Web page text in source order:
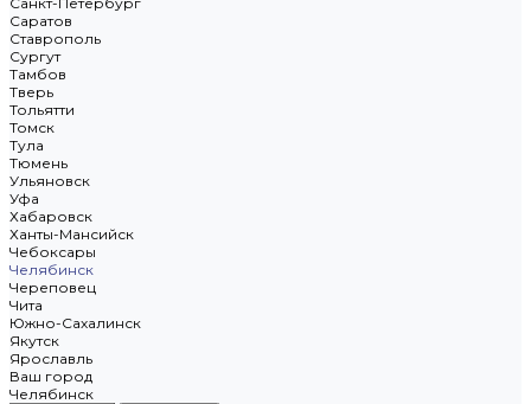
Саратов
Ставрополь
Сургут
Тамбов
Тверь
Тольятти
Томск
Тула
Тюмень
Ульяновск
Уфа
Хабаровск
Ханты-Мансийск
Чебоксары
Челябинск
Череповец
Чита
Южно-Сахалинск
Якутск
Ярославль
Ваш город
Челябинск